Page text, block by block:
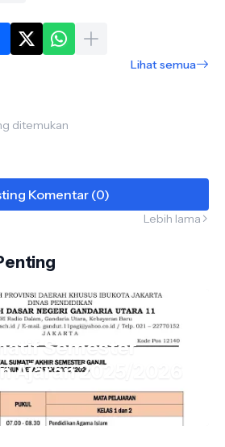
Lihat semua
ditemukan
Komentar (0)
Lebih lama
Semester
Ajaran 2025/2026